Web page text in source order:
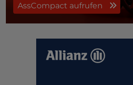
AssCompact aufrufen